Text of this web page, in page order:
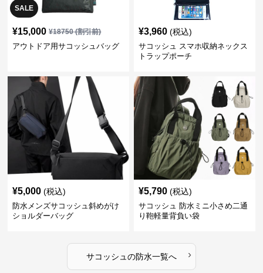
SALE
¥15,000 ¥18750(割引前)
アウトドア用サコッシュバッグ
¥3,960 (税込)
サコッシュ スマホ収納ネックス
トラップポーチ
¥5,000 (税込)
防水メンズサコッシュ斜めがけ
ショルダーバッグ
¥5,790 (税込)
サコッシュ 防水ミニ小さめ二通
り鞄軽量背負い袋
サコッシュ の防水一覧へ ›